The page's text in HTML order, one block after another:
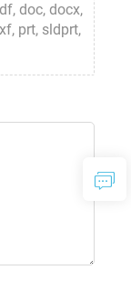
doc, docx,
prt, sldprt,